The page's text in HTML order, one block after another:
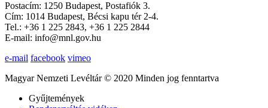
Postacím: 1250 Budapest, Postafiók 3.
Cím: 1014 Budapest, Bécsi kapu tér 2-4.
Tel.: +36 1 225 2843, +36 1 225 2844
E-mail: info@mnl.gov.hu
e-mail facebook vimeo
Magyar Nemzeti Levéltár © 2020 Minden jog fenntartva
Gyűjtemények